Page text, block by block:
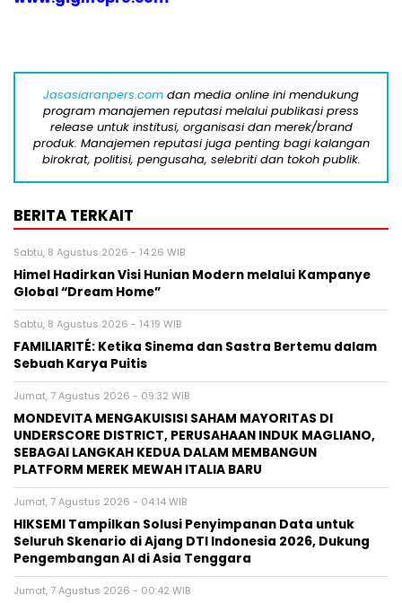
Jasasiaranpers.com dan media online ini mendukung
program manajemen reputasi melalui publikasi press
release untuk institusi, organisasi dan merek/brand
produk. Manajemen reputasi juga penting bagi kalangan
birokrat, politisi, pengusaha, selebriti dan tokoh publik.
BERITA TERKAIT
Sabtu, 8 Agustus 2026 - 14:26 WIB
Himel Hadirkan Visi Hunian Modern melalui Kampanye
Global “Dream Home”
Sabtu, 8 Agustus 2026 - 14:19 WIB
FAMILIARITÉ: Ketika Sinema dan Sastra Bertemu dalam
Sebuah Karya Puitis
Jumat, 7 Agustus 2026 - 09:32 WIB
MONDEVITA MENGAKUISISI SAHAM MAYORITAS DI
UNDERSCORE DISTRICT, PERUSAHAAN INDUK MAGLIANO,
SEBAGAI LANGKAH KEDUA DALAM MEMBANGUN
PLATFORM MEREK MEWAH ITALIA BARU
Jumat, 7 Agustus 2026 - 04:14 WIB
HIKSEMI Tampilkan Solusi Penyimpanan Data untuk
Seluruh Skenario di Ajang DTI Indonesia 2026, Dukung
Pengembangan AI di Asia Tenggara
Jumat, 7 Agustus 2026 - 00:42 WIB